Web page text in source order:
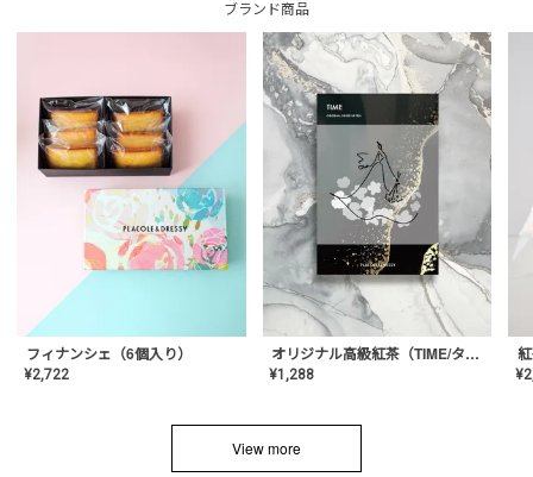
ブランド商品
フィナンシェ（6個入り）
¥2,722
オリジナル高級紅茶（TIME/タイム）【ギフト/プチギフト/プレゼント/内祝い/結婚式/オリジナル配合/高品質/ハーブティー/茶葉/記念日/お返し/手土産/美容/おしゃれ】
¥1,288 ¥
View more